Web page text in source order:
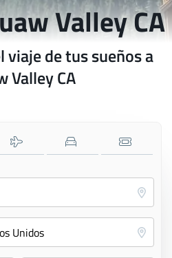
Valley CA
viaje de tus sueños a
Valley CA